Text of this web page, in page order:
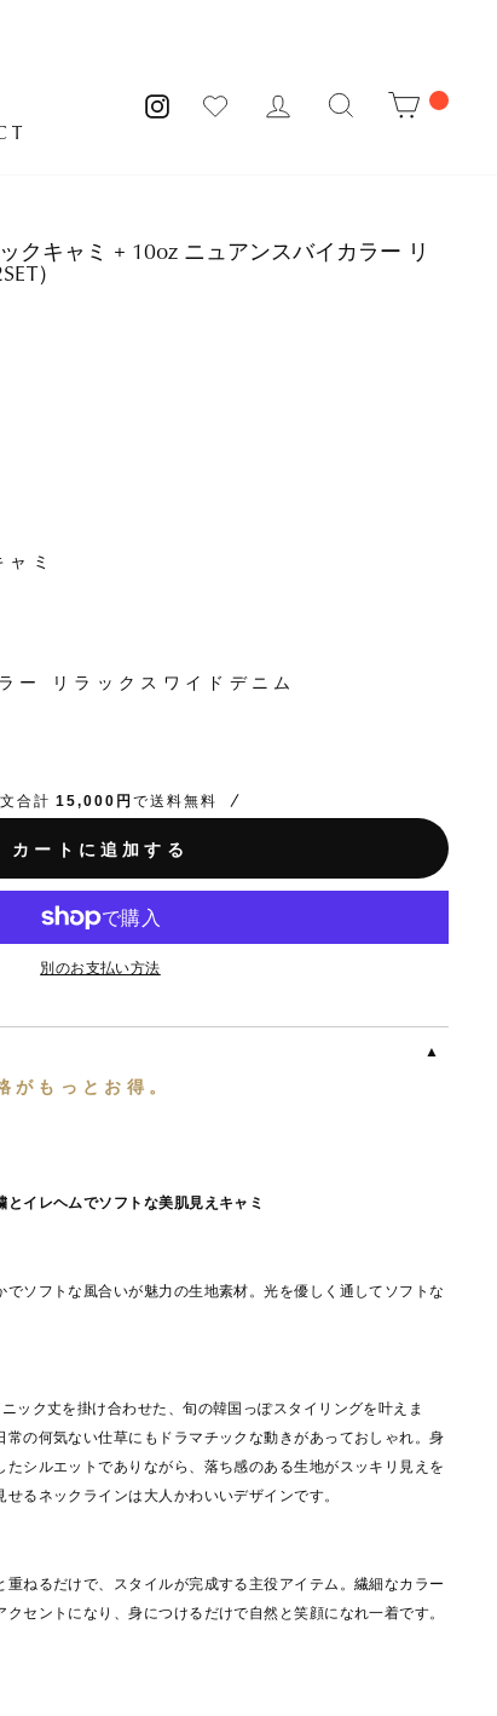
INSTAGRAM MY PAGEサイトを検
CART
ックキャミ + 10oz ニュアンスバイカラー リ
）
ミ
ー リラックスワイドデニム
合計 15,000円 で送料無料
カートに追加する
別のお支払い方法
がもっとお得。
イレヘムでソフトな美肌見えキャミ
ソフトな風合いが魅力の生地素材。光を優しく通してソフトな
ック丈を掛け合わせた、旬の韓国っぽスタイリングを叶えま
の何気ない仕草にもドラマチックな動きがあっておしゃれ。身
シルエットでありながら、落ち感のある生地がスッキリ見えを
るネックラインは大人かわいいデザインです。
ねるだけで、スタイルが完成する主役アイテム。繊細なカラー
セントになり、身につけるだけで自然と笑顔になれ一着です。